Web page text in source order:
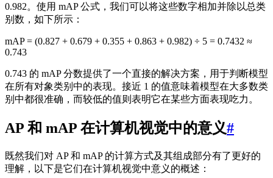
0.982。使用 mAP 公式，我们可以将这些数字相加并除以总类
别数，如下所示：
mAP = (0.827 + 0.679 + 0.355 + 0.863 + 0.982) ÷ 5 = 0.7432 ≈
0.743
0.743 的 mAP 分数提供了一个直接的解决方案，用于判断模型
在所有对象类别中的表现。接近 1 的值意味着模型在大多数类
别中都很准确，而较低的值则表明它在某些方面表现吃力。
AP 和 mAP 在计算机视觉中的意义#
既然我们对 AP 和 mAP 的计算方式及其组成部分有了更好的
理解，以下是它们在计算机视觉中意义的概述：